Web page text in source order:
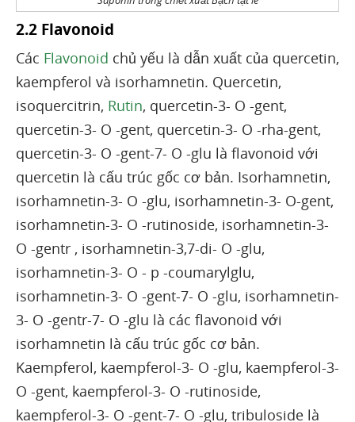
2.2 Flavonoid
Các Flavonoid chủ yếu là dẫn xuất của quercetin,
kaempferol và isorhamnetin. Quercetin,
isoquercitrin, Rutin, quercetin-3- O -gent,
quercetin-3- O -gent, quercetin-3- O -rha-gent,
quercetin-3- O -gent-7- O -glu là flavonoid với
quercetin là cấu trúc gốc cơ bản. Isorhamnetin,
isorhamnetin-3- O -glu, isorhamnetin-3- O-gent,
isorhamnetin-3- O -rutinoside, isorhamnetin-3-
O -gentr , isorhamnetin-3,7-di- O -glu,
isorhamnetin-3- O - p -coumarylglu,
isorhamnetin-3- O -gent-7- O -glu, isorhamnetin-
3- O -gentr-7- O -glu là các flavonoid với
isorhamnetin là cấu trúc gốc cơ bản.
Kaempferol, kaempferol-3- O -glu, kaempferol-3-
O -gent, kaempferol-3- O -rutinoside,
kaempferol-3- O -gent-7- O -glu, tribuloside là